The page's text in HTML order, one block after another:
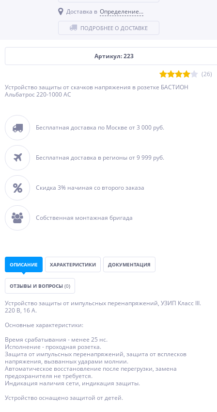
Артикул: 223
(26)
Устройство защиты от скачков напряжения в розетке БАСТИОН
Альбатрос 220-1000 АС
Бесплатная доставка по Москве от 3 000 руб.
Бесплатная доставка в регионы от 9 999 руб.
Скидка 3% начиная со второго заказа
Собственная монтажная бригада
Доставка в Определение...
ПОДРОБНЕЕ О ДОСТАВКЕ
ОПИСАНИЕ ХАРАКТЕРИСТИКИ ДОКУМЕНТАЦИЯ
ОТЗЫВЫ И ВОПРОСЫ (0)
Устройство защиты от импульсных перенапряжений, УЗИП Класс III.
220 В, 16 А.
Основные характеристики:
Время срабатывания - менее 25 нс.
Исполнение - проходная розетка.
Защита от импульсных перенапряжений, защита от всплесков
напряжения, вызванных ударами молнии.
Автоматическое восстановление после перегрузки, замена
предохранителя не требуется.
Индикация наличия сети, индикация защиты.
Устройство оснащено защитой от детей.